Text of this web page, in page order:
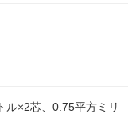
ル×2芯、0.75平方ミリ